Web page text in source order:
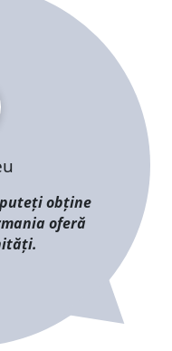
obține
oferă